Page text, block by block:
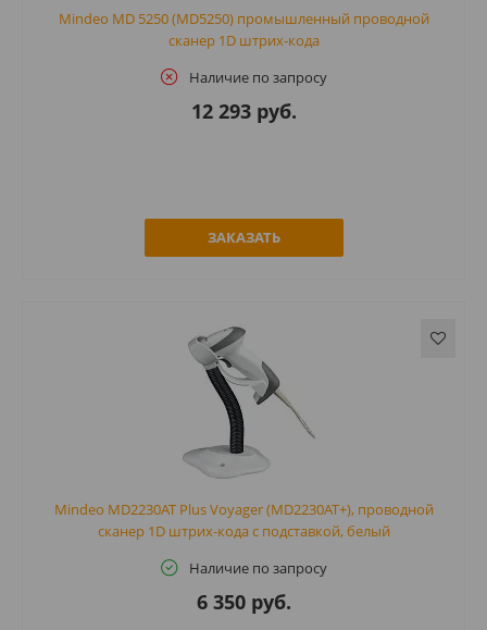
Mindeo MD 5250 (MD5250) промышленный проводной
сканер 1D штрих-кода
Наличие по запросу
12 293 руб.
ЗАКАЗАТЬ
Mindeo MD2230AT Plus Voyager (MD2230AT+), проводной
сканер 1D штрих-кода с подставкой, белый
Наличие по запросу
6 350 руб.